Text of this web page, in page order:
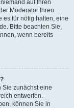
auf Ihren
Moderator Ihren
es für nötig halten, eine
Bitte beachten Sie,
wenn bereits
Sie zunächst eine
entwerfen.
können Sie in